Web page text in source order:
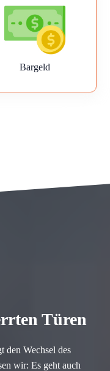
Bargeld
Türen
den Wechsel des
wir: Es geht auch